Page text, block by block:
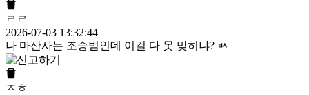
ㄹㄹ
2026-07-03 13:32:44
나 마산사는 조승범인데 이걸 다 못 맞히냐? ㅄ
ㅈㅎ